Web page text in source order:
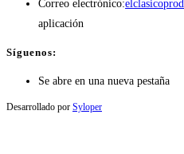
Correo electrónico:
aplicación
Síguenos:
Se abre en una nueva pestaña
Desarrollado por Syloper